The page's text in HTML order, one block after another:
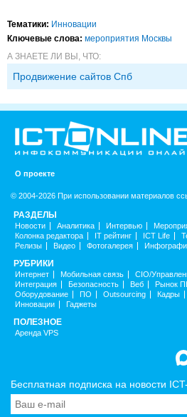
Тематики: Инновации
Ключевые слова: мероприятия Москвы
А ЗНАЕТЕ ЛИ ВЫ, ЧТО:
Продвижение сайтов Спб
О проекте
© 2004-2026 При использовании материалов
РАЗДЕЛЫ
Новости Аналитика Интервью
Колонка редактора
IT рейтинг ICT Life
Релизы
Видео Фотогалерея
РУБРИКИ
Интернет Мобильная связь CIO/
Интеграция
Безопасность Веб Рынок
Оборудование
ПО Outsourcing Кадры
Инновации
Гаджеты
ПОЛЕЗНОЕ
Аренда VPS
Бесплатная подписка на новости